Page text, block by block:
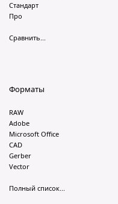
Стандарт
Про
Сравнить...
Форматы
RAW
Adobe
Microsoft Office
CAD
Gerber
Vector
Полный список...